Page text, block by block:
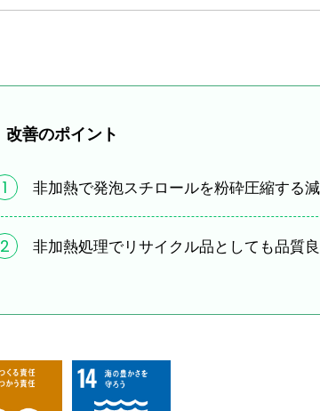
改善のポイント
1 非加熱で発泡スチロールを粉砕圧縮する減
2 非加熱処理でリサイクル品としても品質良